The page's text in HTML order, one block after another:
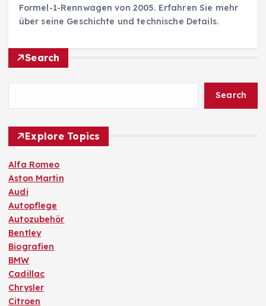
Formel-1-Rennwagen von 2005. Erfahren Sie mehr
über seine Geschichte und technische Details.
Search
Search
Explore Topics
Alfa Romeo
Aston Martin
Audi
Autopflege
Autozubehör
Bentley
Biografien
BMW
Cadillac
Chrysler
Citroen